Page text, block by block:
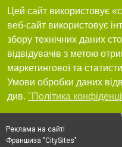
Цей сайт використовує
веб-сайт використовує
збору технічних даних
відвідувачів з метою
маркетингової та
Умови обробки даних
див. "Політика
Реклама на сайті
Франшиза "CitySites"